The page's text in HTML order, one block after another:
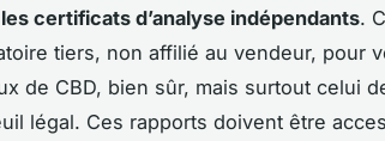
les certificats d’analyse indépendants.
tiers, non affilié au vendeur, pour
de CBD, bien sûr, mais surtout celui
légal. Ces rapports doivent être